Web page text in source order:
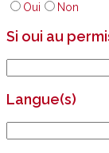
Oui Non
Si oui au
Langue(s)